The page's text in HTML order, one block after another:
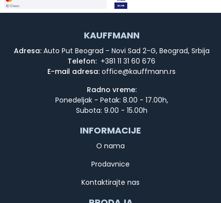
KAUFFMANN
Adresa:Auto Put Beograd - Novi Sad 2-G, Beograd, Srbija
Telefon: +381 11 31 60 676
E-mail adresa:
Radno vreme:
Ponedeljak - Petak: 8.00 - 17.00h,
Subota: 9.00 - 15.00h
INFORMACIJE
O nama
Prodavnice
Kontaktirajte nas